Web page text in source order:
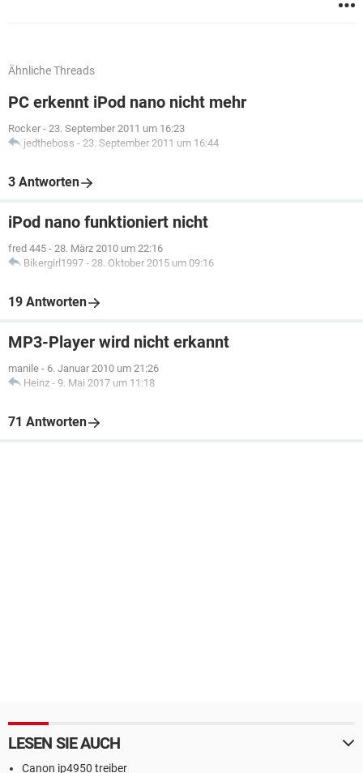
Ähnliche Threads
PC erkennt iPod nano nicht mehr
Rocker - 23. September 2011 um 16:23
jedtheboss - 23. September 2011 um 16:44
3 Antworten
iPod nano funktioniert nicht
fred 445 - 28. März 2010 um 22:16
Bikergirl1997 - 28. Oktober 2015 um 09:16
19 Antworten
MP3-Player wird nicht erkannt
manile - 6. Januar 2010 um 21:26
Heinz - 9. Mai 2017 um 11:18
71 Antworten
LESEN SIE AUCH
Canon ip4950 treiber